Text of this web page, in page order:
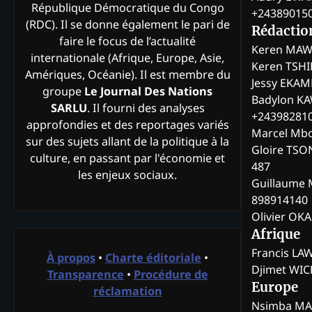
République Démocratique du Congo
(RDC). Il se donne également le pari de
faire le focus de l’actualité
internationale (Afrique, Europe, Asie,
Amériques, Océanie). Il est membre du
groupe Le Journal Des Nations
SARLU. Il fourni des analyses
approfondies et des reportages variés
sur des sujets allant de la politique à la
culture, en passant par l'économie et
les enjeux sociaux.
À propos • Charte éditoriale •
Transparence • Procédure de
réclamation
Keren
Keren
Jessy
Badylon
Marcel
Gloire
487
Guillaume
898914140
Olivier
Afrique
Francis
Djimet
Europe
Nsimba